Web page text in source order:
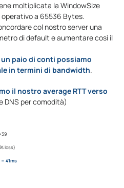
moltiplicata la WindowSize
a 65536 Bytes.
col nostro server una
di default e aumentare così il
paio di conti possiamo
in termini di bandwidth.
il nostro average RTT verso
DNS per comodità)
loss)
41ms